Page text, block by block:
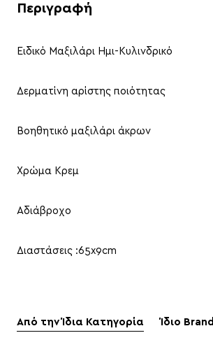
Περιγραφή
Ειδικό Μαξιλάρι Ημι-Κυλινδρικό
Δερματίνη αρίστης ποιότητας
Βοηθητικό μαξιλάρι άκρων
Χρώμα Κρεμ
Αδιάβροχο
Διαστάσεις :65x9cm
Από την Ίδια Κατηγορία Ίδιο Brand